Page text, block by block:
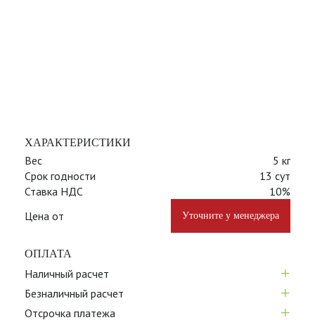
ХАРАКТЕРИСТИКИ
Вес
5 кг
Срок годности
13 сут
Ставка НДС
10%
Цена от
Уточните у менеджера
ОПЛАТА
Наличный расчет +
Безналичный расчет +
Отсрочка платежа +